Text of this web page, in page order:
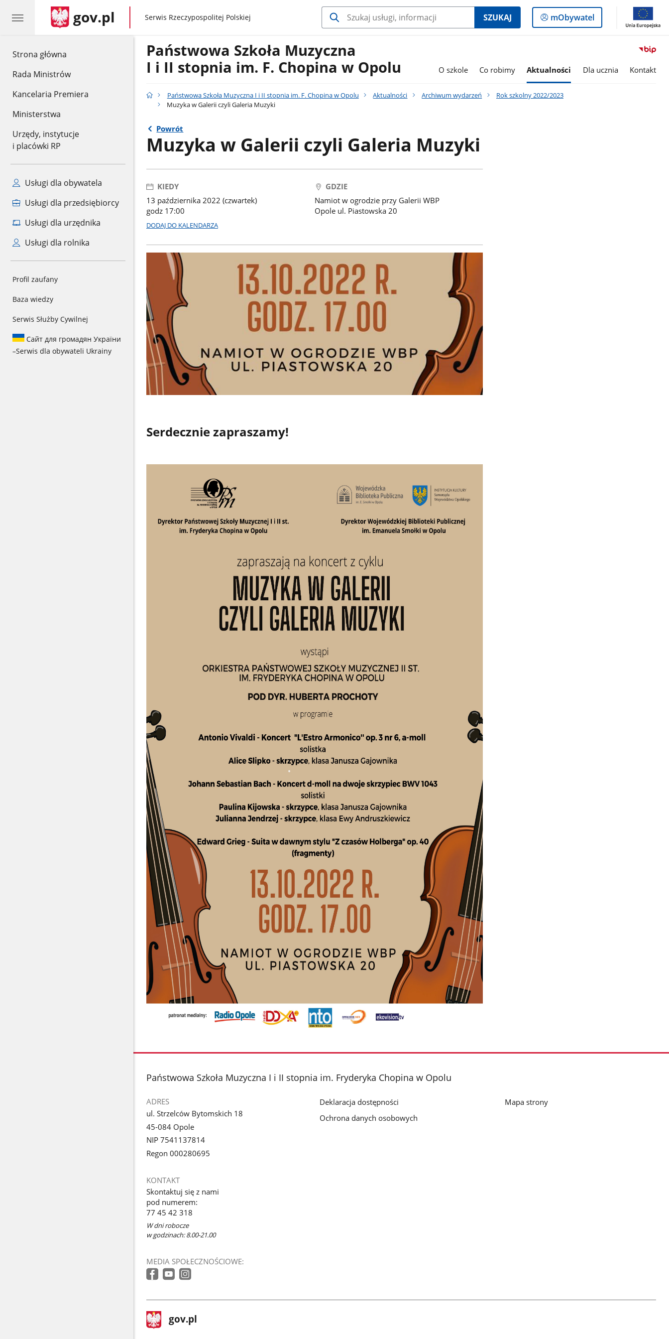
Strona główna
Rada Ministrów
Kancelaria Premiera
Ministerstwa
Urzędy, instytucje
i placówki RP
Usługi dla obywatela
Usługi dla przedsiębiorcy
Usługi dla urzędnika
Usługi dla rolnika
Profil zaufany
Baza wiedzy
Serwis Służby Cywilnej
Сайт для громадян України
–Serwis dla obywateli Ukrainy
gov.pl gov.pl
Serwis Rzeczypospolitej Polskiej SZUKAJ
Logowanie
do
mObywatel
Państwowa Szkoła Muzyczna
I i II stopnia im. F. Chopina w Opolu
O szkole Co robimy Aktualności Dla ucznia Kontakt
Państwowa Szkoła Muzyczna I i II stopnia im. F. Chopina w Opolu Aktualności Archiwum wydarzeń
Rok szkolny 2022/2023
Muzyka w Galerii czyli Galeria Muzyki
Powrót
Muzyka w Galerii czyli Galeria Muzyki
KIEDY
13 października 2022 (czwartek)
godz 17:00
DODAJ DO KALENDARZA
GDZIE
Namiot w ogrodzie przy Galerii WBP
Opole ul. Piastowska 20
Serdecznie zapraszamy!
stopka
Państwowa Szkoła Muzyczna I i II stopnia im. Fryderyka Chopina w Opolu
ADRES
ul. Strzelców Bytomskich 18
45-084 Opole
NIP 7541137814
Regon 000280695
KONTAKT
Skontaktuj się z nami
pod numerem:
77 45 42 318
W dni robocze
w godzinach: 8.00-21.00
MEDIA SPOŁECZNOŚCIOWE:
Deklaracja dostępności
Ochrona danych osobowych
Mapa strony
stopka
gov.pl Strona
gov.pl